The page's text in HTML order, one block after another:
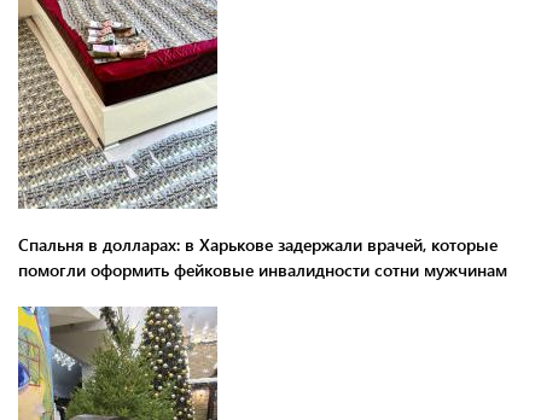
Спальня в долларах: в Харькове задержали врачей, которые
помогли оформить фейковые инвалидности сотни мужчинам